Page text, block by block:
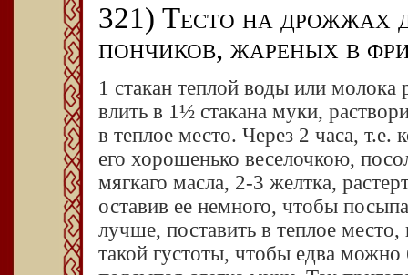
321) Тесто на дрожжах
пончиков, жареных в
1 стакан теплой воды или
влить в 1½ стакана муки,
в теплое место. Через 2 часа, т.е.
его хорошенько веселочкою,
мягкаго масла, 2-3 желтка,
оставив ее немного, чтобы
лучше, поставить в теплое
такой густоты, чтобы едва можно